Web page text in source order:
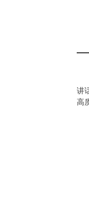
讲
高